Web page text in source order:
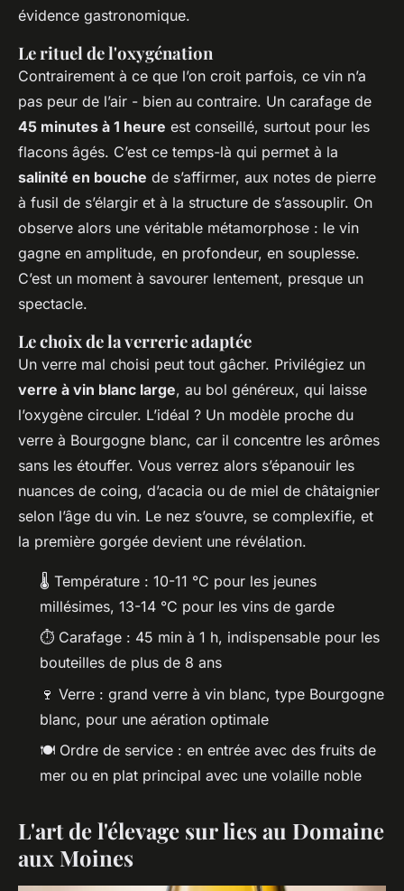
évidence gastronomique.
Le rituel de l'oxygénation
Contrairement à ce que l’on croit parfois, ce vin n’a
pas peur de l’air - bien au contraire. Un carafage de
45 minutes à 1 heure est conseillé, surtout pour les
flacons âgés. C’est ce temps-là qui permet à la
salinité en bouche de s’affirmer, aux notes de pierre
à fusil de s’élargir et à la structure de s’assouplir. On
observe alors une véritable métamorphose : le vin
gagne en amplitude, en profondeur, en souplesse.
C’est un moment à savourer lentement, presque un
spectacle.
Le choix de la verrerie adaptée
Un verre mal choisi peut tout gâcher. Privilégiez un
verre à vin blanc large, au bol généreux, qui laisse
l’oxygène circuler. L’idéal ? Un modèle proche du
verre à Bourgogne blanc, car il concentre les arômes
sans les étouffer. Vous verrez alors s’épanouir les
nuances de coing, d’acacia ou de miel de châtaignier
selon l’âge du vin. Le nez s’ouvre, se complexifie, et
la première gorgée devient une révélation.
🌡️ Température : 10-11 °C pour les jeunes
millésimes, 13-14 °C pour les vins de garde
⏱️ Carafage : 45 min à 1 h, indispensable pour les
bouteilles de plus de 8 ans
🍷 Verre : grand verre à vin blanc, type Bourgogne
blanc, pour une aération optimale
🍽️ Ordre de service : en entrée avec des fruits de
mer ou en plat principal avec une volaille noble
L'art de l'élevage sur lies au Domaine
aux Moines